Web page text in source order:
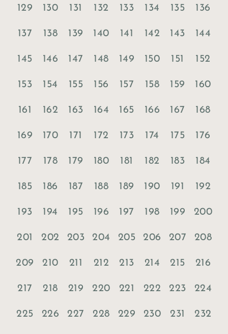
129 130 131 132 133 134 135 136
137 138 139 140 141 142 143 144
145 146 147 148 149 150 151 152
153 154 155 156 157 158 159 160
161 162 163 164 165 166 167 168
169 170 171 172 173 174 175 176
177 178 179 180 181 182 183 184
185 186 187 188 189 190 191 192
193 194 195 196 197 198 199 200
201 202 203 204 205 206 207 208
209 210 211 212 213 214 215 216
217 218 219 220 221 222 223 224
225 226 227 228 229 230 231 232